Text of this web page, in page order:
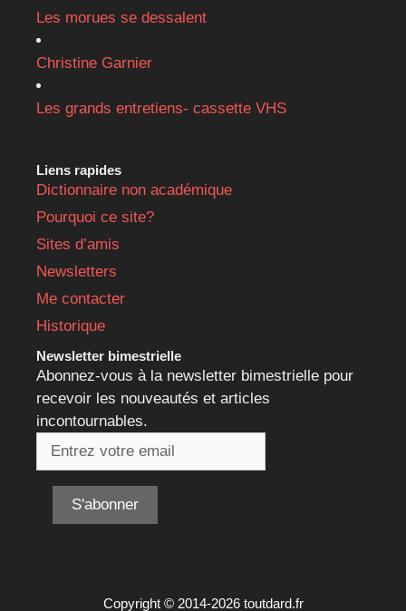
Les morues se dessalent
Christine Garnier
Les grands entretiens- cassette VHS
Liens rapides
Dictionnaire non académique
Pourquoi ce site?
Sites d’amis
Newsletters
Me contacter
Historique
Newsletter bimestrielle
Abonnez-vous à la newsletter bimestrielle pour
recevoir les nouveautés et articles
incontournables.
Copyright © 2014-2026 toutdard.fr